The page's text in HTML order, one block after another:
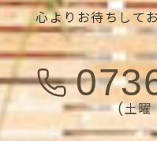
心よりお待ちして
(土曜